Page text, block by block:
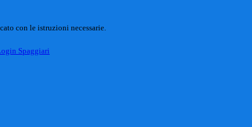
con le istruzioni necessarie.
Spaggiari